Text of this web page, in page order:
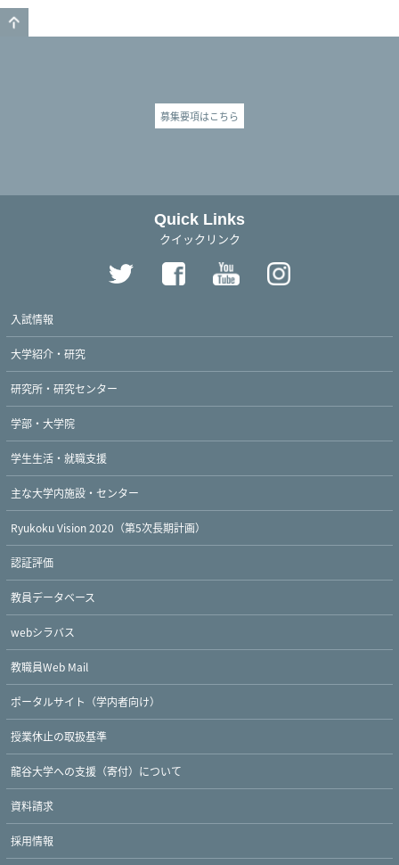
募集要項はこちら
Quick Links
クイックリンク
Twitter FacebookYouTube
入試情報
大学紹介・研究
研究所・研究センター
学部・大学院
学生生活・就職支援
主な大学内施設・センター
Ryukoku Vision 2020（第5次長期計画）
認証評価
教員データベース
webシラバス
教職員Web Mail
ポータルサイト（学内者向け）
授業休止の取扱基準
龍谷大学への支援（寄付）について
資料請求
採用情報